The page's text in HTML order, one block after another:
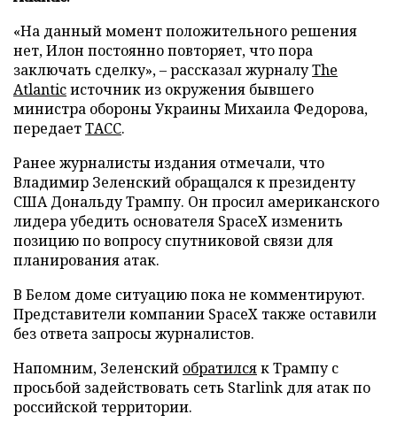
«На данный момент положительного решения
нет, Илон постоянно повторяет, что пора
заключать сделку», – рассказал журналуThe
Atlanticисточник из окружения бывшего
министра обороны Украины Михаила Федорова,
передаетТАСС.
Ранее журналисты издания отмечали, что
Владимир Зеленский обращался к президенту
США Дональду Трампу. Он просил американского
лидера убедить основателя SpaceX изменить
позицию по вопросу спутниковой связи для
планирования атак.
В Белом доме ситуацию пока не комментируют.
Представители компании SpaceX также оставили
без ответа запросы журналистов.
Напомним, Зеленский обратилсяк Трампу с
просьбой задействовать сеть Starlink для атак по
российской территории.